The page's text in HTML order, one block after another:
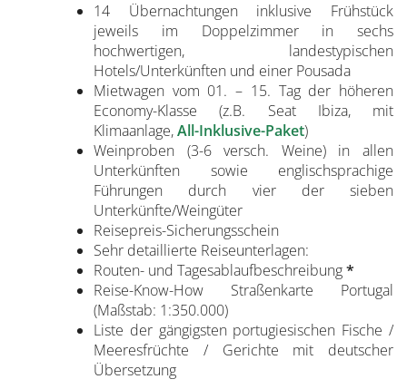
14 Übernachtungen inklusive Frühstück
jeweils im Doppelzimmer in sechs
hochwertigen, landestypischen
Hotels/Unterkünften und einer Pousada
Mietwagen vom 01. – 15. Tag der höheren
Economy-Klasse (z.B. Seat Ibiza, mit
Klimaanlage,All-Inklusive-Paket)
Weinproben (3-6 versch. Weine) in allen
Unterkünften sowie englischsprachige
Führungen durch vier der sieben
Unterkünfte/Weingüter
Reisepreis-Sicherungsschein
Sehr detaillierte Reiseunterlagen:
Routen- und Tagesablaufbeschreibung*
Reise-Know-How Straßenkarte Portugal
(Maßstab: 1:350.000)
Liste der gängigsten portugiesischen Fische /
Meeresfrüchte / Gerichte mit deutscher
Übersetzung